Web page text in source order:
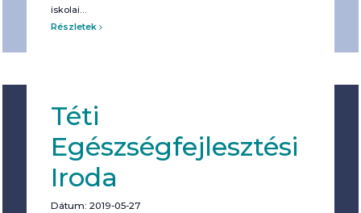
iskolai…
Részletek
Téti
Egészségfejlesztési
Iroda
Dátum: 2019-05-27